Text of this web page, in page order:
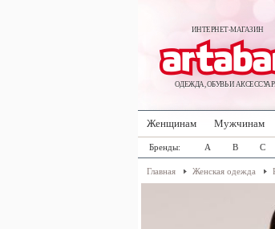
ИНТЕРНЕТ-МАГАЗИН
ОДЕЖДА, ОБУВЬ И
Женщинам Мужчинам
Бренды: A B C
Главная Женская одежда